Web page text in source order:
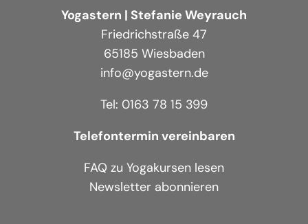
Yogastern | Stefanie Weyrauch
Friedrichstraße 47
65185 Wiesbaden
info@yogastern.de
Tel: 0163 78 15 399
Telefontermin vereinbaren
FAQ zu Yogakursen lesen
Newsletter abonnieren